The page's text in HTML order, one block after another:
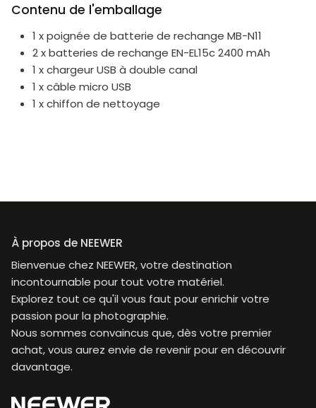
Contenu de l'emballage
1 x poignée de batterie de rechange MB-N11
2 x batteries de rechange EN-EL15c 2400 mAh
1 x chargeur USB à double canal
1 x câble micro USB
1 x chiffon de nettoyage
À propos de NEEWER
Bienvenue chez NEEWER, votre destination
incontournable pour tout votre matériel.
Explorez tout ce qu'il vous faut pour enrichir votre
passion pour la photographie.
Nous sommes convaincus que, dès votre premier
achat, vous aurez envie de revenir pour en découvrir
davantage.